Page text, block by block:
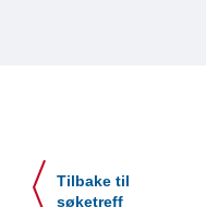
Tilbake til
søketreff